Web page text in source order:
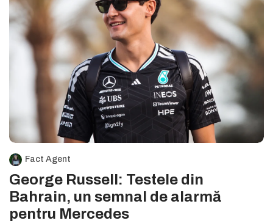
Fact Agent
George Russell: Testele din
Bahrain, un semnal de alarmă
pentru Mercedes